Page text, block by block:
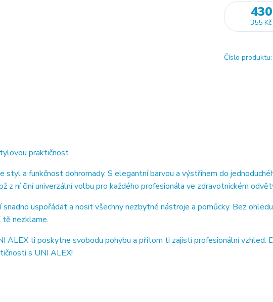
355 Kč
Číslo produktu:
praktičnost
styl a funkčnost dohromady. S elegantní barvou a výstřihem do
z ní činí univerzální volbu pro každého profesionála ve zdravotnickém
uspořádat a nosit všechny nezbytné nástroje a pomůcky. Bez
nezklame.
ALEX ti poskytne svobodu pohybu a přitom ti zajistí profesionální vzhled.
s UNI ALEX!